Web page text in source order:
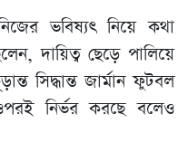
ভবিষ্যৎ নিয়ে কথা
দায়িত্ব ছেড়ে পালিয়ে
সিদ্ধান্ত জার্মান ফুটবল
নির্ভর করছে বলেও